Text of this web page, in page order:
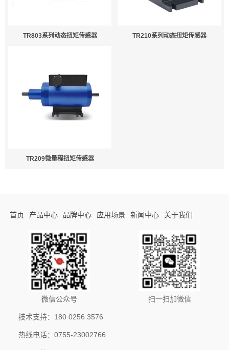
TR803系列动态扭矩传感器 TR210系列动态扭矩传感器
TR209微量程扭矩传感器
首页 产品中心 品牌中心 应用场景 新闻中心 关于我们
微信公众号 扫一扫加微信
技术支持：180 0256 3576
热线电话：0755-23002766